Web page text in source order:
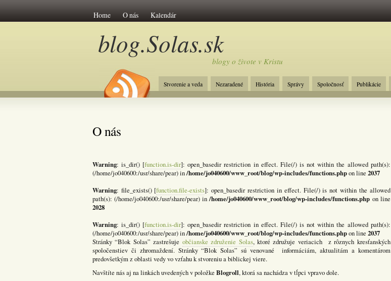
Home O nás Kalendár
blog.Solas.sk
blogy o živote v Kristu
Stvorenie a veda Nezaradené História Správy Spoločnosť Publikácie
O nás
Warning: is_dir() [function.is-dir]: open_basedir restriction in effect. File(/) is not within the allowed path(s):
(/home/jo040600:/usr/share/pear) in/home/jo040600/www_root/blog/wp-includes/functions.phpon line 2037
Warning: file_exists() [function.file-exists]: open_basedir restriction in effect. File(/) is not within the allowed
path(s): (/home/jo040600:/usr/share/pear) in/home/jo040600/www_root/blog/wp-includes/functions.php on line
2028
Warning: is_dir() [function.is-dir]: open_basedir restriction in effect. File(/) is not within the allowed path(s):
(/home/jo040600:/usr/share/pear) in/home/jo040600/www_root/blog/wp-includes/functions.phpon line 2037
Stránky “Blok Solas” zastrešuje občianske združenie Solas, ktoré združuje veriacich z rôznych kresťanských
spoločenstiev či zhromaždení. Stránky “Blok Solas” sú venované informáciám, aktualitám a komentárom
predovšetkým z oblasti vedy vo vzťahu k stvoreniu a biblickej viere.
Navštíte nás aj na linkách uvedených v položke Blogroll, ktorá sa nachádza v tĺpci vpravo dole.